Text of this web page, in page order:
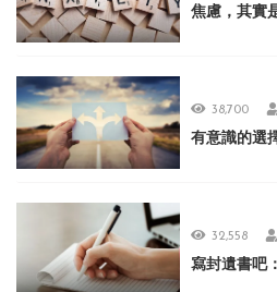
焦慮，其實
38,700
有意識的選
32,558
寫封遺書吧